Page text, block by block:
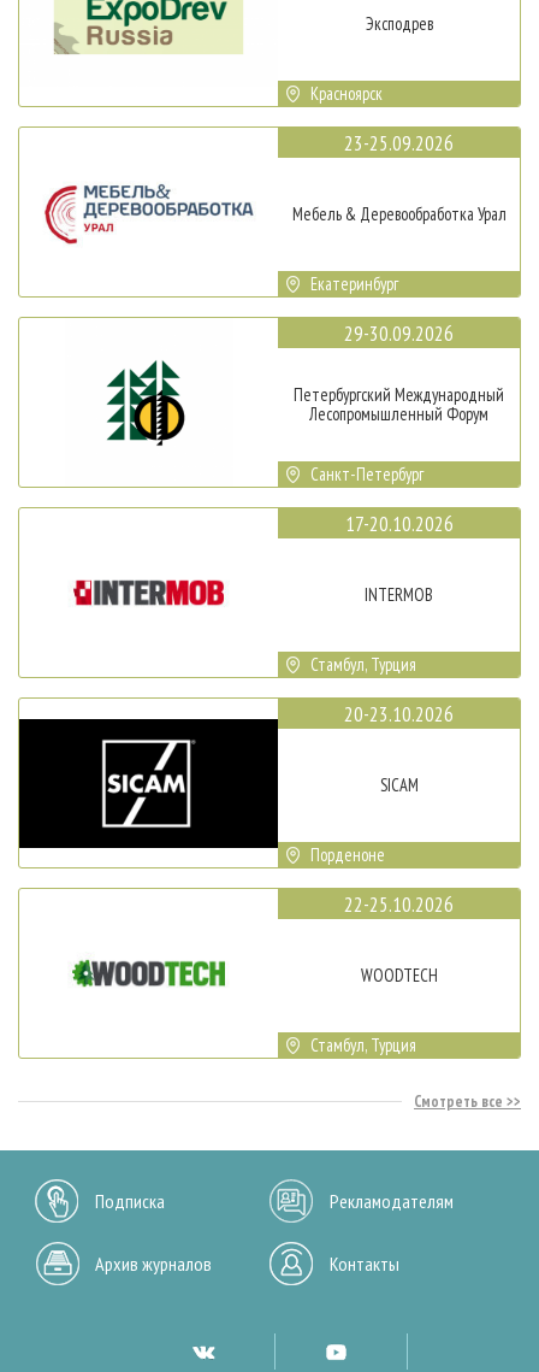
Эксподрев
Красноярск
23-25.09.2026
Мебель & Деревообработка Урал
Екатеринбург
29-30.09.2026
Петербургский Международный
Лесопромышленный Форум
Санкт-Петербург
17-20.10.2026
INTERMOB
Стамбул, Турция
20-23.10.2026
SICAM
Порденоне
22-25.10.2026
WOODTECH
Стамбул, Турция
Смотреть все
Подписка Рекламодателям
Архив журналов Контакты